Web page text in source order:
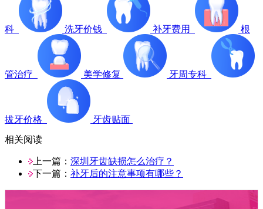
科 洗牙价钱 补牙费用 根
管治疗 美学修复 牙周专科
拔牙价格
牙齿贴面
相关阅读
上一篇： 深圳牙齿缺损怎么治疗？
下一篇： 补牙后的注意事项有哪些？